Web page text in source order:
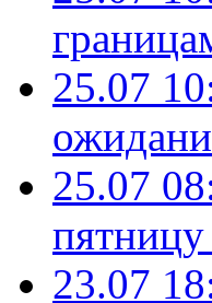
25.07
25.07
23.07